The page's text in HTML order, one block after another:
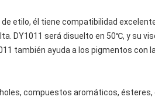
etilo, él tiene compatibilidad
DY1011 será disuelto en 50℃, y su
también ayuda a los pigmentos con
compuestos aromáticos, ésteres,